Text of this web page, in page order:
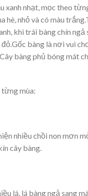
xanh nhạt, mọc theo
hè, nhỏ và có màu
khi trái bàng chín ngả
đỏ.Gốc bàng là nơi vui
bàng phủ bóng mát
từng mùa:
nhiều chồi non mơn
cây bàng.
lá, lá bàng ngả sang